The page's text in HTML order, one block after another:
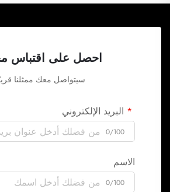
احصل على اقتباس
سيتواصل معك ممثلنا
البريد الإلكتروني
0/100
الاسم
0/100